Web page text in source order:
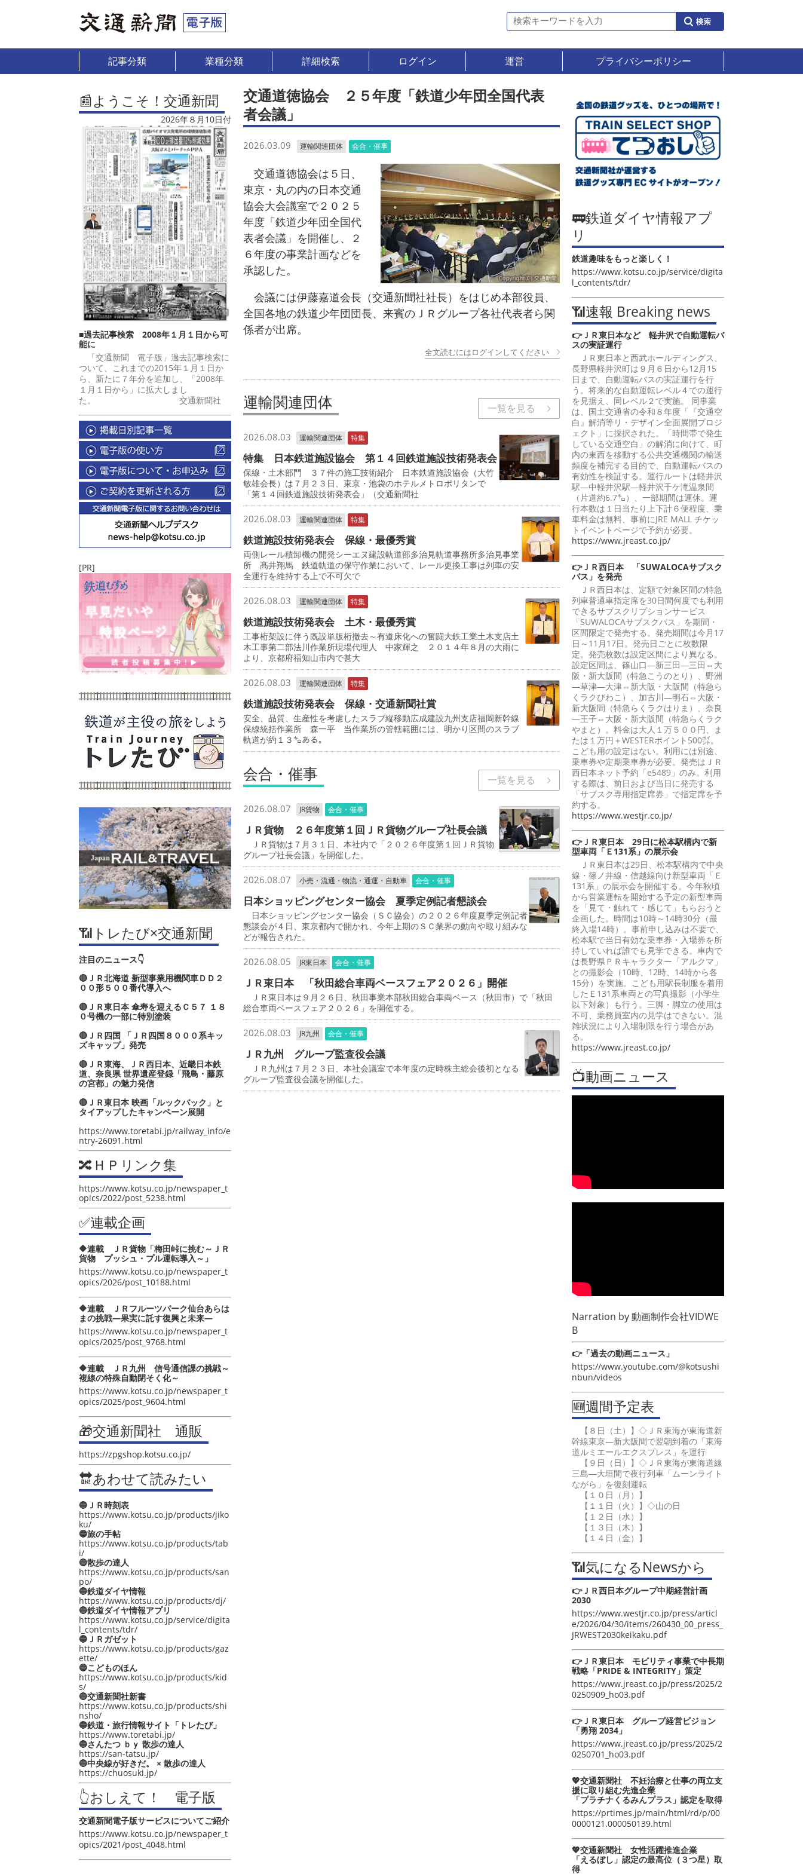
記事分類 業種分類 詳細検索 ログイン 運営 プライバシーポリシー
📰ようこそ！交通新聞
2026年８月10日付
■過去記事検索 2008年１月１日から可
能に
「交通新聞 電子版」過去記事検索に
ついて、これまでの2015年１月１日か
ら、新たに７年分を追加し、「2008年
１月１日から」に拡大しまし
た。 交通新聞社
[PR]
📶トレたび×交通新聞
注目のニュース👇
🔴ＪＲ北海道 新型事業用機関車ＤＤ２
００形５００番代導入へ
🔴ＪＲ東日本 傘寿を迎えるＣ５７ １８
０号機の一部に特別塗装
🔴ＪＲ四国 「ＪＲ四国８０００系キッ
ズキャップ」発売
🔴ＪＲ東海、ＪＲ西日本、近畿日本鉄
道、奈良県 世界遺産登録「飛鳥・藤原
の宮都」の魅力発信
🔴ＪＲ東日本 映画「ルックバック」と
タイアップしたキャンペーン展開
https://www.toretabi.jp/railway_info/e
ntry-26091.html
🔀ＨＰリンク集
https://www.kotsu.co.jp/newspaper_t
opics/2022/post_5238.html
✅連載企画
🔶連載 ＪＲ貨物「梅田峠に挑む～ＪＲ
貨物 プッシュ・プル運転導入～」
https://www.kotsu.co.jp/newspaper_t
opics/2026/post_10188.html
🔶連載 ＪＲフルーツパーク仙台あらは
まの挑戦―果実に託す復興と未来―
https://www.kotsu.co.jp/newspaper_t
opics/2025/post_9768.html
🔶連載 ＪＲ九州 信号通信課の挑戦～
複線の特殊自動閉そく化～
https://www.kotsu.co.jp/newspaper_t
opics/2025/post_9604.html
🎁交通新聞社 通販
https://zpgshop.kotsu.co.jp/
🔛あわせて読みたい
🔵ＪＲ時刻表
https://www.kotsu.co.jp/products/jiko
ku/
🔵旅の手帖
https://www.kotsu.co.jp/products/tab
i/
🔵散歩の達人
https://www.kotsu.co.jp/products/san
po/
🔵鉄道ダイヤ情報
https://www.kotsu.co.jp/products/dj/
🔵鉄道ダイヤ情報アプリ
https://www.kotsu.co.jp/service/digita
l_contents/tdr/
🔵ＪＲガゼット
https://www.kotsu.co.jp/products/gaz
ette/
🔵こどものほん
https://www.kotsu.co.jp/products/kid
s/
🔵交通新聞社新書
https://www.kotsu.co.jp/products/shi
nsho/
🔵鉄道・旅行情報サイト「トレたび」
https://www.toretabi.jp/
🔵さんたつ ｂｙ 散歩の達人
https://san-tatsu.jp/
🔵中央線が好きだ。 × 散歩の達人
https://chuosuki.jp/
👆おしえて！ 電子版
交通新聞電子版サービスについてご紹介
https://www.kotsu.co.jp/newspaper_t
opics/2021/post_4048.html
交通道徳協会 ２５年度「鉄道少年団全国代表
者会議」
2026.03.09 運輸関連団体 会合・催事
交通道徳協会は５日、
東京・丸の内の日本交通
協会大会議室で２０２５
年度「鉄道少年団全国代
表者会議」を開催し、２
６年度の事業計画などを
承認した。
会議には伊藤嘉道会長（交通新聞社社長）をはじめ本部役員、
全国各地の鉄道少年団団長、来賓のＪＲグループ各社代表者ら関
係者が出席。
全文読むにはログインしてください
運輸関連団体 一覧を見る
2026.08.03 運輸関連団体 特集
特集 日本鉄道施設協会 第１４回鉄道施設技術発表会
保線・土木部門 ３７件の施工技術紹介 日本鉄道施設協会（大竹
敏雄会長）は７月２３日、東京・池袋のホテルメトロポリタンで
「第１４回鉄道施設技術発表会」（交通新聞社
2026.08.03 運輸関連団体 特集
鉄道施設技術発表会 保線・最優秀賞
両側レール積卸機の開発シーエヌ建設軌道部多治見軌道事務所多治見事業
所 髙井翔馬 鉄道軌道の保守作業において、レール更換工事は列車の安
全運行を維持する上で不可欠で
2026.08.03 運輸関連団体 特集
鉄道施設技術発表会 土木・最優秀賞
工事桁架設に伴う既設単版桁撤去～有道床化への奮闘大鉄工業土木支店土
木工事第二部法川作業所現場代理人 中家輝之 ２０１４年８月の大雨に
より、京都府福知山市内で甚大
2026.08.03 運輸関連団体 特集
鉄道施設技術発表会 保線・交通新聞社賞
安全、品質、生産性を考慮したスラブ縦移動広成建設九州支店福岡新幹線
保線統括作業所 森一平 当作業所の管轄範囲には、明かり区間のスラブ
軌道が約１３㌔ある。
会合・催事 一覧を見る
2026.08.07 JR貨物 会合・催事
ＪＲ貨物 ２６年度第１回ＪＲ貨物グループ社長会議
ＪＲ貨物は７月３１日、本社内で「２０２６年度第１回ＪＲ貨物
グループ社長会議」を開催した。
2026.08.07 小売・流通・物流・通運・自動車 会合・催事
日本ショッピングセンター協会 夏季定例記者懇談会
日本ショッピングセンター協会（ＳＣ協会）の２０２６年度夏季定例記者
懇談会が４日、東京都内で開かれ、今年上期のＳＣ業界の動向や取り組みな
どが報告された。
2026.08.05 JR東日本 会合・催事
ＪＲ東日本 「秋田総合車両ベースフェア２０２６」開催
ＪＲ東日本は９月２６日、秋田事業本部秋田総合車両ベース（秋田市）で「秋田
総合車両ベースフェア２０２６」を開催する。
2026.08.03 JR九州 会合・催事
ＪＲ九州 グループ監査役会議
ＪＲ九州は７月２３日、本社会議室で本年度の定時株主総会後初となる
グループ監査役会議を開催した。
🚃鉄道ダイヤ情報アプ
リ
鉄道趣味をもっと楽しく！
https://www.kotsu.co.jp/service/digita
l_contents/tdr/
📶速報 Breaking news
👉ＪＲ東日本など 軽井沢で自動運転バ
スの実証運行
ＪＲ東日本と西武ホールディングス、
長野県軽井沢町は９月６日から12月15
日まで、自動運転バスの実証運行を行
う。将来的な自動運転レベル４での運行
を見据え、同レベル２で実施。 同事業
は、国土交通省の令和８年度「『交通空
白』解消等リ・デザイン全面展開プロジ
ェクト」に採択された。「時間帯で発生
している交通空白」の解消に向けて、町
内の東西を移動する公共交通機関の輸送
頻度を補完する目的で、自動運転バスの
有効性を検証する。運行ルートは軽井沢
駅―中軽井沢駅―軽井沢千ケ滝温泉間
（片道約6.7㌔）、一部期間は運休。運
行本数は１日当たり上下計６便程度、乗
車料金は無料、事前にJRE MALL チケッ
トイベントページで予約が必要。
https://www.jreast.co.jp/
👉ＪＲ西日本 「SUWALOCAサブスク
パス」を発売
ＪＲ西日本は、定額で対象区間の特急
列車普通車指定席を30日間何度でも利用
できるサブスクリプションサービス
「SUWALOCAサブスクパス」を期間・
区間限定で発売する。発売期間は今月17
日～11月17日。発売日ごとに枚数限
定。発売枚数は設定区間により異なる。
設定区間は、篠山口―新三田―三田⇔大
阪・新大阪間（特急こうのとり）、野洲
―草津―大津⇔新大阪・大阪間（特急ら
くラクびわこ）、加古川―明石⇔大阪・
新大阪間（特急らくラクはりま）、奈良
―王子⇔大阪・新大阪間（特急らくラク
やまと）。料金は大人１万５００円、ま
たは１万円＋WESTERポイント500㌽。
こども用の設定はない。利用には別途、
乗車券や定期乗車券が必要。発売はＪＲ
西日本ネット予約「e5489」のみ。利用
する際は、前日および当日に発売する
「サブスク専用指定席券」で指定席を予
約する。
https://www.westjr.co.jp/
👉ＪＲ東日本 29日に松本駅構内で新
型車両「Ｅ131系」の展示会
ＪＲ東日本は29日、松本駅構内で中央
線・篠ノ井線・信越線向け新型車両「Ｅ
131系」の展示会を開催する。今年秋頃
から営業運転を開始する予定の新型車両
を「見て・触れて・感じて」もらおうと
企画した。時間は10時～14時30分（最
終入場14時）。事前申し込みは不要で、
松本駅で当日有効な乗車券・入場券を所
持していれば誰でも見学できる。車内で
は長野県ＰＲキャラクター「アルクマ」
との撮影会（10時、12時、14時から各
15分）を実施。こども用駅長制服を着用
したＥ131系車両との写真撮影（小学生
以下対象）も行う。三脚・脚立の使用は
不可、乗務員室内の見学はできない。混
雑状況により入場制限を行う場合があ
る。
https://www.jreast.co.jp/
📺動画ニュース
Narration by動画制作会社VIDWE
B
👉「過去の動画ニュース」
https://www.youtube.com/@kotsushi
nbun/videos
🆕週間予定表
【８日（土）】◇ＪＲ東海が東海道新
幹線東京―新大阪間で翌朝到着の「東海
道ルミエールエクスプレス」を運行
【９日（日）】◇ＪＲ東海が東海道線
三島―大垣間で夜行列車「ムーンライト
ながら」を復刻運転
【１０日（月）】
【１１日（火）】◇山の日
【１２日（水）】
【１３日（木）】
【１４日（金）】
📶気になるNewsから
👉ＪＲ西日本グループ中期経営計画
2030
https://www.westjr.co.jp/press/articl
e/2026/04/30/items/260430_00_press_
JRWEST2030keikaku.pdf
👉ＪＲ東日本 モビリティ事業で中長期
戦略「PRIDE & INTEGRITY」策定
https://www.jreast.co.jp/press/2025/2
0250909_ho03.pdf
👉ＪＲ東日本 グループ経営ビジョン
「勇翔 2034」
https://www.jreast.co.jp/press/2025/2
0250701_ho03.pdf
💖交通新聞社 不妊治療と仕事の両立支
援に取り組む先進企業
「プラチナくるみんプラス」認定を取得
https://prtimes.jp/main/html/rd/p/00
0000121.000050139.html
💖交通新聞社 女性活躍推進企業
「えるぼし」認定の最高位（３つ星）取
得